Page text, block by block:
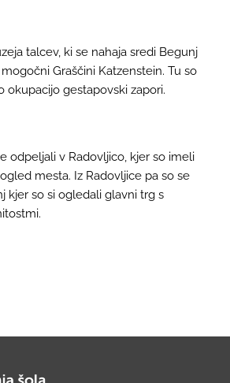
talcev, ki se nahaja sredi Begunj
Graščini Katzenstein. Tu so
okupacijo gestapovski zapori.
odpeljali v Radovljico, kjer so imeli
mesta. Iz Radovljice pa so se
kjer so si ogledali glavni trg s